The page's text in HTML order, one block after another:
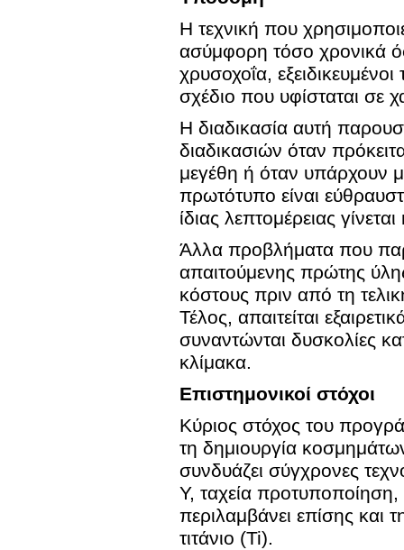
Η τεχνική που
ασύμφορη τόσο χρονικά
χρυσοχοΐα,
σχέδιο που υφίσταται σε
Η διαδικασία αυτή
διαδικασιών όταν
μεγέθη ή όταν υπάρχουν
πρωτότυπο είναι
ίδιας λεπτομέρειας
Άλλα προβλήματα που
απαιτούμενης πρώτης
κόστους πριν από τη
Τέλος, απαιτείται
συναντώνται δυσκολίες
κλίμακα.
Επιστημονικοί στόχοι
Κύριος στόχος του
τη δημιουργία
συνδυάζει σύγχρονες
Υ, ταχεία
περιλαμβάνει επίσης και
τιτάνιο (Ti).